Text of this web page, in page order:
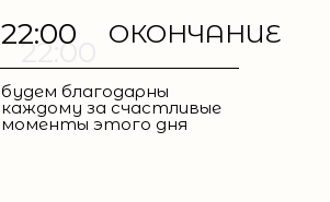
22:00
22:00 ОКОНЧАНИЕ
будем благодарны
каждому за счастливые
моменты этого дня